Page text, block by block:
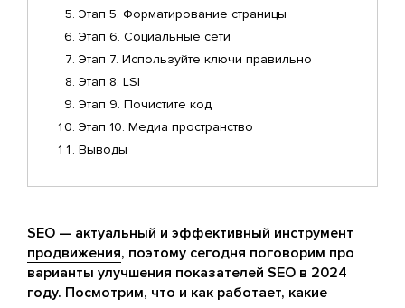
Этап 5. Форматирование страницы
Этап 6. Социальные сети
Этап 7. Используйте ключи правильно
Этап 8. LSI
Этап 9. Почистите код
Этап 10. Медиа пространство
Выводы
SEO — актуальный и эффективный инструмент
продвижения, поэтому сегодня поговорим про
варианты улучшения показателей SEO в 2024
году. Посмотрим, что и как работает, какие